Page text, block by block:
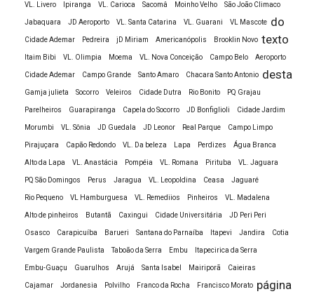
Faculdade a distância de Logística
Faculdade a distância de Marketing
Faculdade a distância de Matemática
Faculdade a distância de Pedagogia reconhecida
pelo MEC
Faculdade a distância de tecnologia
Faculdade a distância de TI
Faculdade à distância Design de Moda
Faculdade à distância Educação Física
bacharelado
Faculdade à distância Educação Física
VL. Livero Ipiranga VL. Carioca Sacomâ Moinho Velho São João Climaco
Jabaquara JD Aeroporto VL. Santa Catarina VL. Guarani VL Mascote
Cidade Ademar Pedreira jD Miriam Americanópolis Brooklin Novo
Itaim Bibi VL. Olimpia Moema VL. Nova Conceição Campo Belo Aeroporto
Cidade Ademar Campo Grande Santo Amaro Chacara Santo Antonio
Gamja julieta Socorro Veleiros Cidade Dutra Rio Bonito PQ Grajau
Parelheiros Guarapiranga Capela do Socorro JD Bonfiglioli Cidade Jardim
Morumbi VL. Sônia JD Guedala JD Leonor Real Parque Campo Limpo
Pirajuçara Capão Redondo VL. Da beleza Lapa Perdizes Água Branca
Alto da Lapa VL. Anastácia Pompéia VL. Romana Pirituba VL. Jaguara
PQ São Domingos Perus Jaragua VL. Leopoldina Ceasa Jaguaré
Rio Pequeno VL Hamburguesa VL. Remediios Pinheiros VL. Madalena
Alto de pinheiros Butantã Caxingui Cidade Universitária JD Peri Peri
Osasco Carapicuíba Barueri Santana do Parnaíba Itapevi Jandira Cotia
Vargem Grande Paulista Taboão da Serra Embu Itapecirica da Serra
Embu-Guaçu Guarulhos Arujá Santa Isabel Mairiporã Caieiras
Cajamar Jordanesia Polvilho Franco da Rocha Francisco Morato
do
texto
desta
página